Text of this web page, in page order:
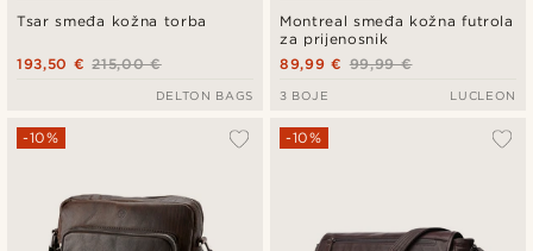
Tsar smeđa kožna torba
215,00 €
193,50 €
DELTON BAGS
Montreal smeđa kožna futrola
za prijenosnik
99,99 €
89,99 €
3 BOJE LUCLEON
-10% -10%